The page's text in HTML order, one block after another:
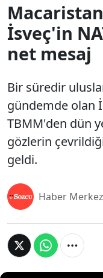
İsveç'in
net mesaj
Bir süredir
gündemde olan
TBMM'den dün
gözlerin
geldi.
Haber